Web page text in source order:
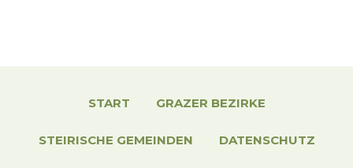
START GRAZER BEZIRKE
STEIRISCHE GEMEINDEN DATENSCHUTZ